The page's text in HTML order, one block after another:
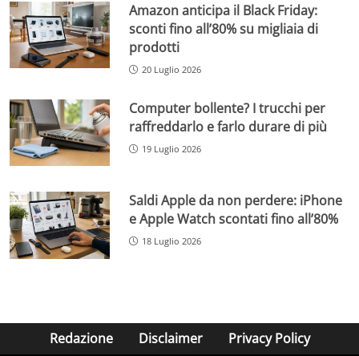
Amazon anticipa il Black Friday:
sconti fino all’80% su migliaia di
prodotti
20 Luglio 2026
Computer bollente? I trucchi per
raffreddarlo e farlo durare di più
19 Luglio 2026
Saldi Apple da non perdere: iPhone
e Apple Watch scontati fino all’80%
18 Luglio 2026
Redazione Disclaimer Privacy Policy